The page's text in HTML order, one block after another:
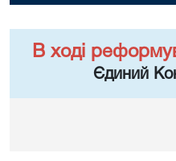
В ході
Єдиний